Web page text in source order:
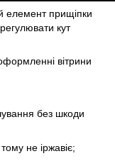
елемент прищіпки
кут
вітрини
без шкоди
не іржавіє;